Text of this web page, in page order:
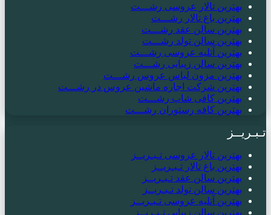
بهترین تالار عروسی رشـــت
بهترین باغ تالار رشـــت
بهترین سالن عقد رشـــت
بهترین سالن تولد رشـــت
بهترین آتلیه عروسی رشـــت
بهترین سالن زیبایی رشـــت
بهترین مزون لباس عروس رشـــت
بهترین شرکت اجاره ماشین عروس در رشـــت
بهترین کافی شاپ رشـــت
بهترین کافه رستوران رشـــت
تـبـریــز
بهترین تالار عروسی تـبـریــز
بهترین باغ تالار تـبـریــز
بهترین سالن عقد تـبـریــز
بهترین سالن تولد تـبـریــز
بهترین آتلیه عروسی تـبـریــز
بهترین سالن زیبایی تـبـریــز